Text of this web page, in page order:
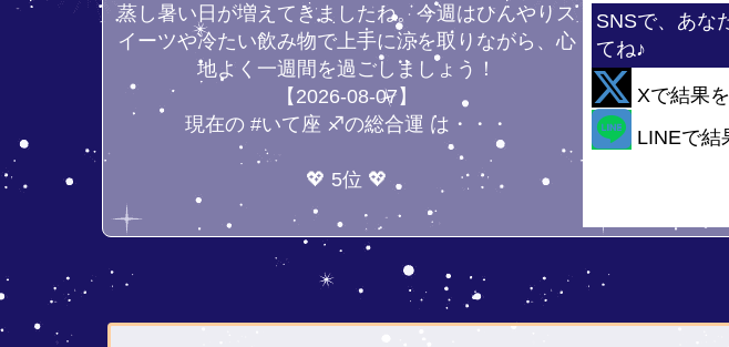
蒸し暑い日が増えてきましたね。今週はひんやりス
イーツや冷たい飲み物で上手に涼を取りながら、心
地よく一週間を過ごしましょう！
【2026-08-07】
現在の #いて座 ♐の総合運 は・・・
💖 5位 💖
SNSで、あな
てね♪
Xで結果
LINEで結